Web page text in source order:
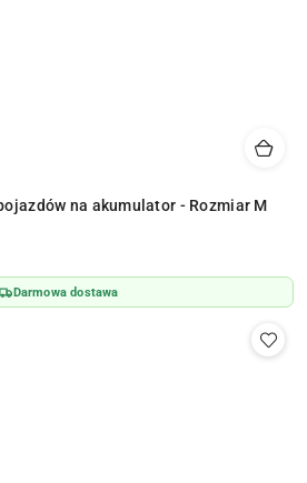
na akumulator - Rozmiar M
Darmowa dostawa